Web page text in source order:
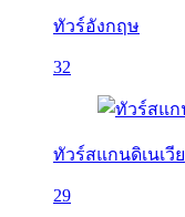
ทัวร์อังกฤษ
32
ทัวร์สแกนดิเนเวีย
29